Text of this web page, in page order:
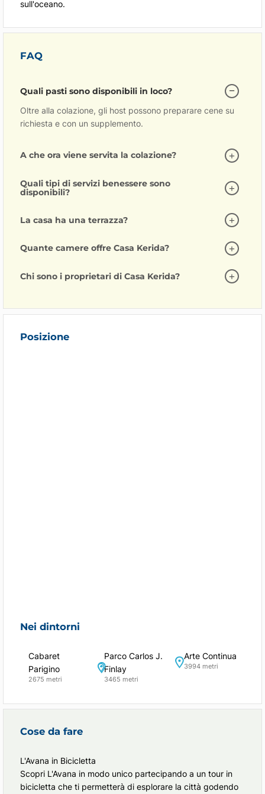
sull'oceano.
FAQ
Quali pasti sono disponibili in loco?
Oltre alla colazione, gli host possono preparare cene su
richiesta e con un supplemento.
A che ora viene servita la colazione?
Quali tipi di servizi benessere sono
disponibili?
La casa ha una terrazza?
Quante camere offre Casa Kerida?
Chi sono i proprietari di Casa Kerida?
Posizione
Nei dintorni
Cabaret
Parigino
2675 metri
Parco Carlos J.
Finlay
3465 metri
Arte Continua
3994 metri
Cose da fare
L'Avana in Bicicletta
Scopri L'Avana in modo unico partecipando a un tour in
bicicletta che ti permetterà di esplorare la città godendo